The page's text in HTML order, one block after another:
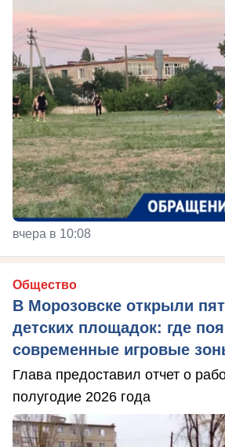
вчера в 10:08
Общество
В Морозовске открыли
детских площадок: где
современные игровые
Глава предоставил отчет о
полугодие 2026 года